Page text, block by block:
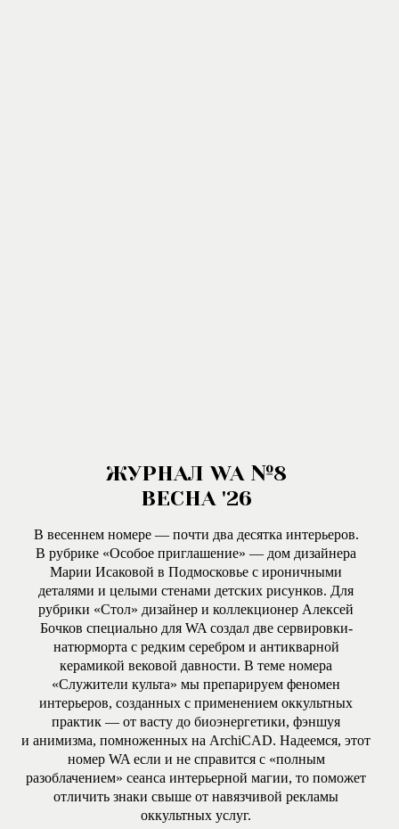
ЖУРНАЛ WA №8
ВЕСНА '26
В весеннем номере — почти два десятка интерьеров.
В рубрике «Особое приглашение» — дом дизайнера
Марии Исаковой в Подмосковье с ироничными
деталями и целыми стенами детских рисунков. Для
рубрики «Стол» дизайнер и коллекционер Алексей
Бочков специально для WA создал две сервировки-
натюрморта с редким серебром и антикварной
керамикой вековой давности. В теме номера
«Служители культа» мы препарируем феномен
интерьеров, созданных с применением оккультных
практик — от васту до биоэнергетики, фэншуя
и анимизма, помноженных на ArchiCAD. Надеемся, этот
номер WA если и не справится с «полным
разоблачением» сеанса интерьерной магии, то поможет
отличить знаки свыше от навязчивой рекламы
оккультных услуг.